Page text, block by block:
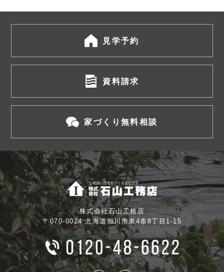
見学予約
資料請求
家づくり無料相談
株式会社石山工務店
〒070-0024 北海道旭川市東4条8丁目1-15